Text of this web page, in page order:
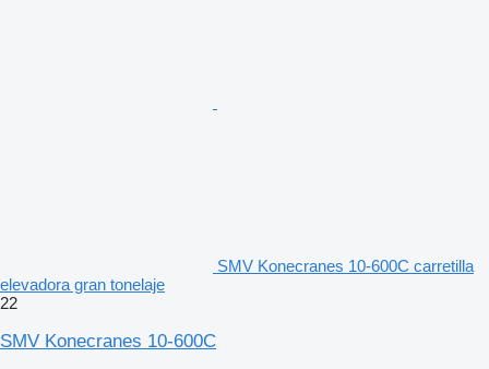
SMV Konecranes 10-600C carretilla
elevadora gran tonelaje
22
SMV Konecranes 10-600C